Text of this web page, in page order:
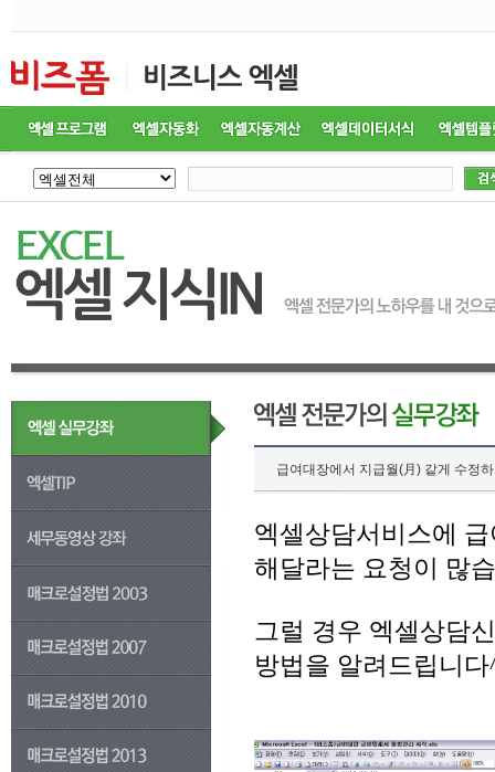
급여대장에서 지급월(月) 같게 수정
엑셀상담서비스에
해달라는 요청이 많
그럴 경우 엑셀상담
방법을 알려드립니